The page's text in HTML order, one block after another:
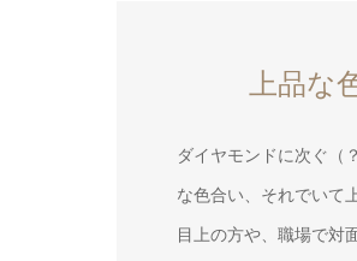
上品な
ダイヤモンドに次ぐ（
な色合い、それでいて
目上の方や、職場で対